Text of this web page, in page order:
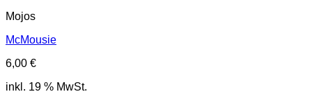
Mojos
McMousie
6,00 €
inkl. 19 % MwSt.